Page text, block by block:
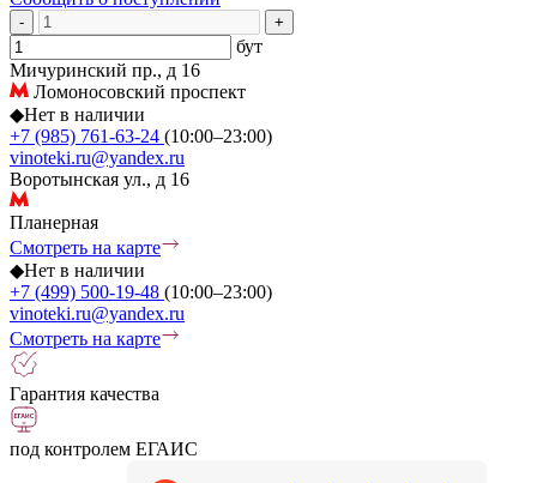
- +
бут
Мичуринский пр., д 16
Ломоносовский проспект
◆Нет в наличии
+7 (985) 761-63-24 (10:00–23:00)
vinoteki.ru@yandex.ru
Воротынская ул., д 16
Планерная
Смотреть на карте
◆Нет в наличии
+7 (499) 500-19-48 (10:00–23:00)
vinoteki.ru@yandex.ru
Смотреть на карте
Гарантия качества
под контролем ЕГАИС